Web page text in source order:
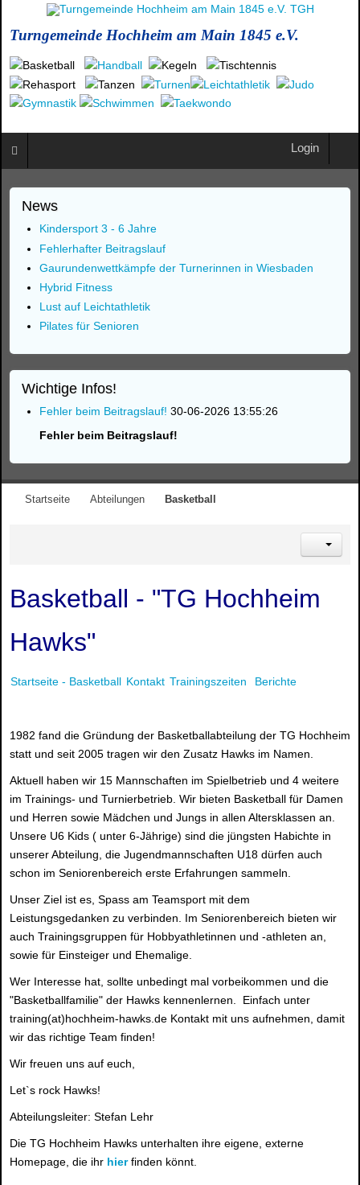
Turngemeinde Hochheim am Main 1845 e.V.
Login
News
Kindersport 3 - 6 Jahre
Fehlerhafter Beitragslauf
Gaurundenwettkämpfe der Turnerinnen in Wiesbaden
Hybrid Fitness
Lust auf Leichtathletik
Pilates für Senioren
Wichtige Infos!
Fehler beim Beitragslauf! 30-06-2026 13:55:26
Fehler beim Beitragslauf!
Startseite Abteilungen Basketball
Basketball - "TG Hochheim
Hawks"
Startseite - Basketball Kontakt Trainingszeiten Berichte
1982 fand die Gründung der Basketballabteilung der TG Hochheim
statt und seit 2005 tragen wir den Zusatz Hawks im Namen.
Aktuell haben wir 15 Mannschaften im Spielbetrieb und 4 weitere
im Trainings- und Turnierbetrieb. Wir bieten Basketball für Damen
und Herren sowie Mädchen und Jungs in allen Altersklassen an.
Unsere U6 Kids ( unter 6-Jährige) sind die jüngsten Habichte in
unserer Abteilung, die Jugendmannschaften U18 dürfen auch
schon im Seniorenbereich erste Erfahrungen sammeln.
Unser Ziel ist es, Spass am Teamsport mit dem
Leistungsgedanken zu verbinden. Im Seniorenbereich bieten wir
auch Trainingsgruppen für Hobbyathletinnen und -athleten an,
sowie für Einsteiger und Ehemalige.
Wer Interesse hat, sollte unbedingt mal vorbeikommen und die
"Basketballfamilie" der Hawks kennenlernen. Einfach unter
training(at)hochheim-hawks.de Kontakt mit uns aufnehmen, damit
wir das richtige Team finden!
Wir freuen uns auf euch,
Let`s rock Hawks!
Abteilungsleiter: Stefan Lehr
Die TG Hochheim Hawks unterhalten ihre eigene, externe
Homepage, die ihr hier finden könnt.